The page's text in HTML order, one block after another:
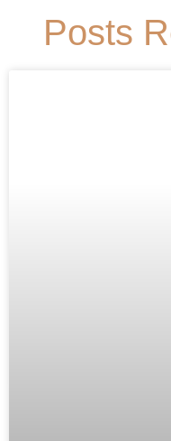
Posts